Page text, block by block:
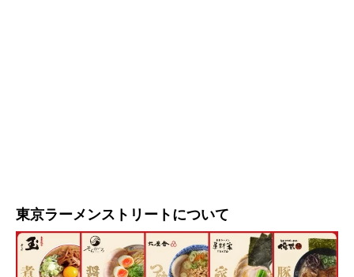
東京ラーメンストリートについて